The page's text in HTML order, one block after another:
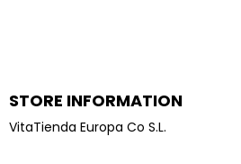
STORE INFORMATION
VitaTienda Europa Co S.L.